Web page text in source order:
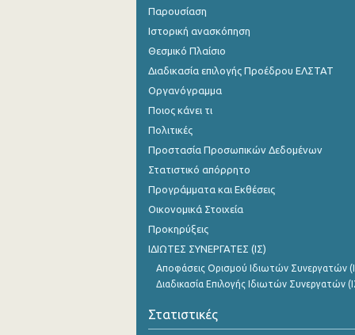
4o Τρίμηνο 2017
2o Τρίμηνο 2017
1o Τρίμηνο 2017
4o Τρίμηνο 2016
3o Τρίμηνο 2016
2o Τρίμηνο 2016
1o Τρίμηνο 2016
3o Τρίμηνο 2015
1o Τρίμηνο 2015
Παρουσίαση
Ιστορική ανασκόπηση
Θεσμικό Πλαίσιο
Διαδικασία επιλογής Προέδρου ΕΛΣΤΑΤ
Οργανόγραμμα
Ποιος κάνει τι
Πολιτικές
Προστασία Προσωπικών Δεδομένων
Στατιστικό απόρρητο
Προγράμματα και Εκθέσεις
Οικονομικά Στοιχεία
Προκηρύξεις
ΙΔΙΩΤΕΣ ΣΥΝΕΡΓΑΤΕΣ (ΙΣ)
Αποφάσεις Ορισμού Ιδιωτών Συνεργατών
Διαδικασία Επιλογής Ιδιωτών Συνεργατών
Στατιστικές